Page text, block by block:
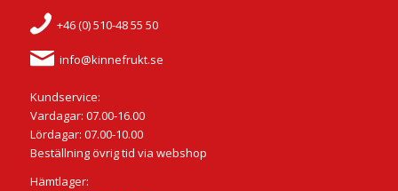
+46 (0) 510-48 55 50
info@kinnefrukt.se
Kundservice:
Vardagar: 07.00-16.00
Lördagar: 07.00-10.00
Beställning övrig tid via webshop
Hämtlager: